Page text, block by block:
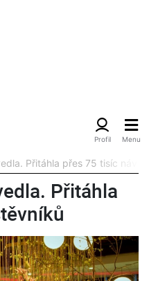
Přitáhla přes 75 tisíc
Přitáhla